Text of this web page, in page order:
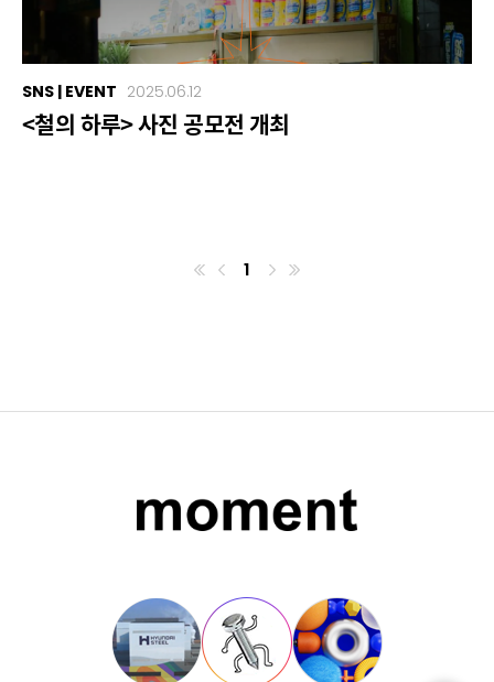
SNS | EVENT 2025.06.12
<철의 하루> 사진 공모전 개최
첫번째페이지 1 마지막페이지